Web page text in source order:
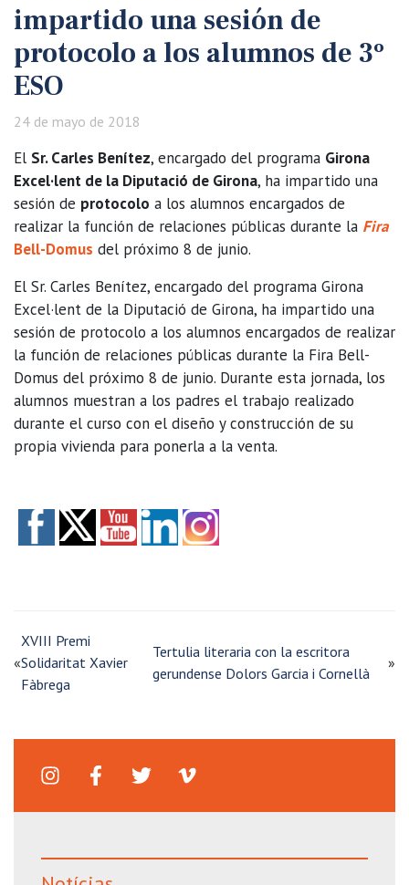
impartido una sesión de
protocolo a los alumnos de 3º
ESO
24 de mayo de 2018
El Sr. Carles Benítez, encargado del programa Girona
Excel·lent de la Diputació de Girona, ha impartido una
sesión de protocolo a los alumnos encargados de
realizar la función de relaciones públicas durante la Fira
Bell-Domus del próximo 8 de junio.
El Sr. Carles Benítez, encargado del programa Girona
Excel·lent de la Diputació de Girona, ha impartido una
sesión de protocolo a los alumnos encargados de realizar
la función de relaciones públicas durante la Fira Bell-
Domus del próximo 8 de junio. Durante esta jornada, los
alumnos muestran a los padres el trabajo realizado
durante el curso con el diseño y construcción de su
propia vivienda para ponerla a la venta.
«
XVIII Premi
Solidaritat Xavier
Fàbrega
Tertulia literaria con la escritora
gerundense Dolors Garcia i Cornellà
»